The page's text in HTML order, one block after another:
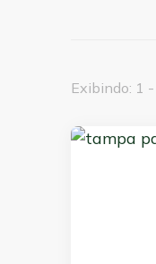
Exibindo: 1